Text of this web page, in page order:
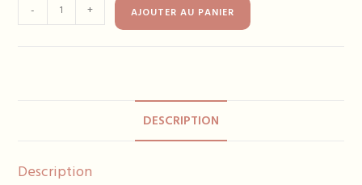
de
- + AJOUTER AU PANIER
DESCRIPTION
Description